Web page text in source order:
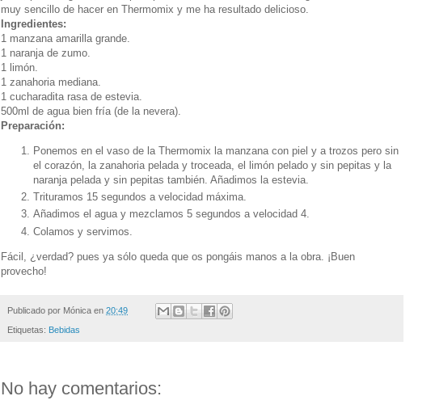
muy sencillo de hacer en Thermomix y me ha resultado delicioso.
Ingredientes:
1 manzana amarilla grande.
1 naranja de zumo.
1 limón.
1 zanahoria mediana.
1 cucharadita rasa de estevia.
500ml de agua bien fría (de la nevera).
Preparación:
Ponemos en el vaso de la Thermomix la manzana con piel y a trozos pero sin
el corazón, la zanahoria pelada y troceada, el limón pelado y sin pepitas y la
naranja pelada y sin pepitas también. Añadimos la estevia.
Trituramos 15 segundos a velocidad máxima.
Añadimos el agua y mezclamos 5 segundos a velocidad 4.
Colamos y servimos.
Fácil, ¿verdad? pues ya sólo queda que os pongáis manos a la obra. ¡Buen
provecho!
Publicado por Mónica en 20:49
Etiquetas: Bebidas
No hay comentarios: